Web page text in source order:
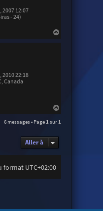
2007 12:07
- 24)
2010 22:18
Canada
a
u
6 messages • Page 1 sur 1
Aller à
format UTC+02:00